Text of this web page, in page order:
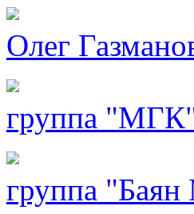
Олег
группа
группа